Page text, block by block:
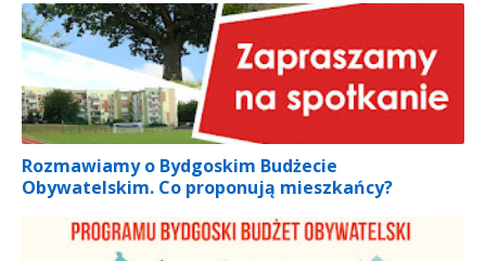
Rozmawiamy o Bydgoskim Budżecie
Obywatelskim. Co proponują mieszkańcy?